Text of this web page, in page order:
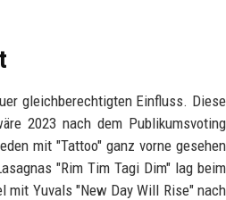
gleichberechtigten Einfluss. Diese
2023 nach dem Publikumsvoting
mit "Tattoo" ganz vorne gesehen
"Rim Tim Tagi Dim" lag beim
mit Yuvals "New Day Will Rise" nach